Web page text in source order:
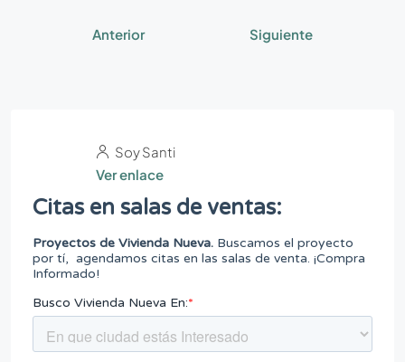
Anterior Siguiente
Soy Santi
Ver enlace